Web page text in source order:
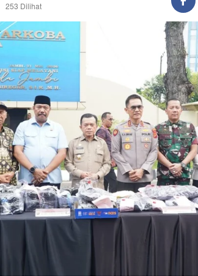
253 Dilihat